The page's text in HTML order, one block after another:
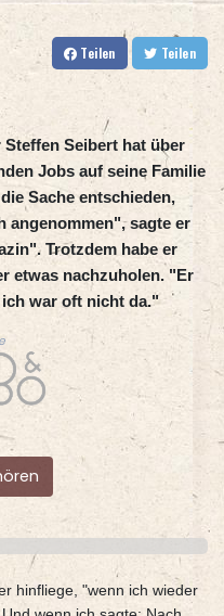
Teilen Teilen
Seibert hat über
Jobs auf seine Familie
Sache entschieden,
angenommen", sagte er
Trotzdem habe er
etwas nachzuholen. "Er
war oft nicht da."
hinfliege, "wenn ich wieder